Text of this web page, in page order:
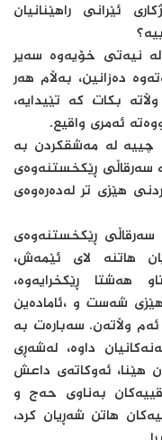
ئێرانی راهێنانیان
نیەتی خۆیەوە سەیر
دەزانین، بەڵام هەر
بکات کە تێیدایە،
ئەمری واقیع.
چییە لە مەشقکردن بە
سەرقاڵی ڕێکخستنەوەی
هێزی تر لەدەرەوەی
ڕێکخستنەوەی
هاتنە لای ئێمەش،
هەشتا ڕێکخرایەوە،
شەست و ،ئامادەین
وڵاتەن. سەبارەت بە
داوە، لەشەڕی
هێنا، ئەوکاتەی داعش
بەناوی حەج و
هاتن شەڕیان کرد،